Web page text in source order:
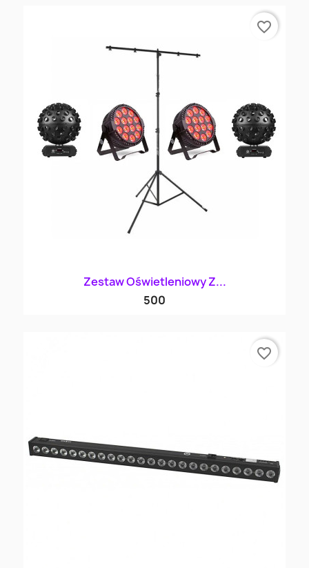
Zestaw Oświetleniowy Z...
500
favorite_border
favorite_border